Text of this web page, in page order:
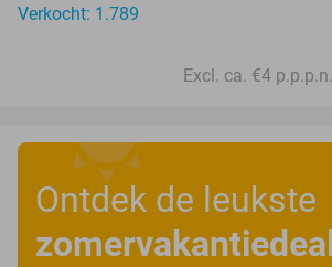
Verkocht: 1.789
Excl. ca. €4
Ontdek de leukste